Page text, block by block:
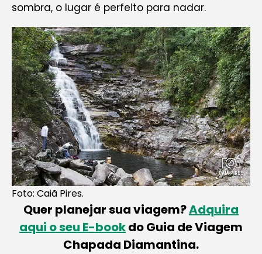
sombra, o lugar é perfeito para nadar.
Foto: Caiã Pires.
Quer planejar sua viagem?Adquira
aqui o seu E-bookdo Guia de Viagem
Chapada Diamantina.